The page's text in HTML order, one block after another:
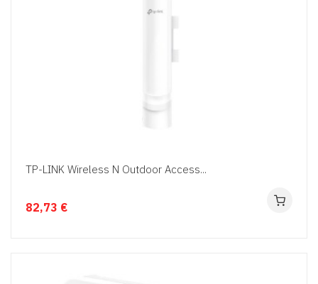
TP-LINK Wireless N Outdoor Access...
82,73 €